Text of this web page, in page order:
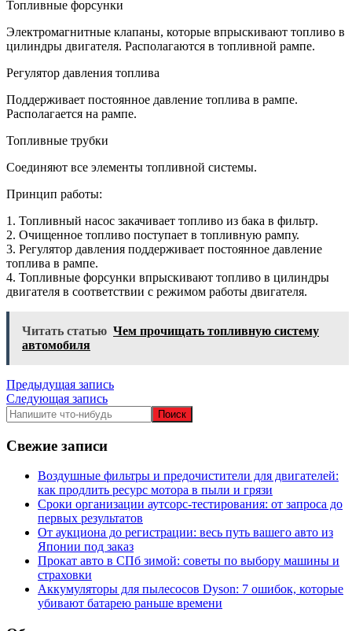
Топливные форсунки
Электромагнитные клапаны, которые впрыскивают топливо в
цилиндры двигателя. Располагаются в топливной рампе.
Регулятор давления топлива
Поддерживает постоянное давление топлива в рампе.
Располагается на рампе.
Топливные трубки
Соединяют все элементы топливной системы.
Принцип работы:
1. Топливный насос закачивает топливо из бака в фильтр.
2. Очищенное топливо поступает в топливную рампу.
3. Регулятор давления поддерживает постоянное давление
топлива в рампе.
4. Топливные форсунки впрыскивают топливо в цилиндры
двигателя в соответствии с режимом работы двигателя.
Читать статью Чем прочищать топливную систему
автомобиля
Навигация
по
записям
Предыдущая запись
Следующая запись
Свежие записи
Воздушные фильтры и предочистители для двигателей:
как продлить ресурс мотора в пыли и грязи
Сроки организации аутсорс‑тестирования: от запроса до
первых результатов
От аукциона до регистрации: весь путь вашего авто из
Японии под заказ
Прокат авто в СПб зимой: советы по выбору машины и
страховки
Аккумуляторы для пылесосов Dyson: 7 ошибок, которые
убивают батарею раньше времени